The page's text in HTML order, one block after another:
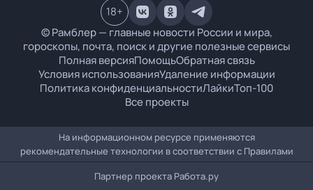
© Рамблер — главные новости России и мира,
гороскопы, почта, поиск и другие полезные сервисы
Полная версияПомощьОбратная связь
Условия использованияУдаление информации
Политика конфиденциальностиЛайкиТоп-100
Все проекты
18+
На информационном ресурсе применяются
рекомендательные технологии в соответствии с Правилами
Партнер проекта Работа.ру